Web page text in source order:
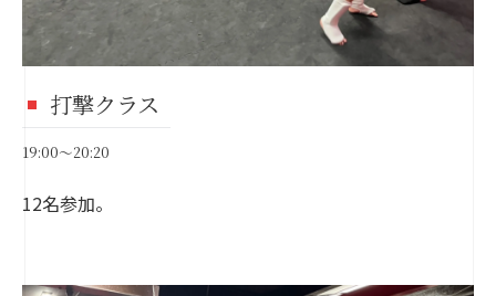
打撃クラス
19:00～20:20
12名参加。